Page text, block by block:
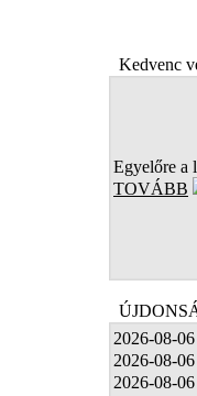
Kedvenc
Egyelőre a
TOVÁBB
2026-08-
2026-08-06
2026-08-